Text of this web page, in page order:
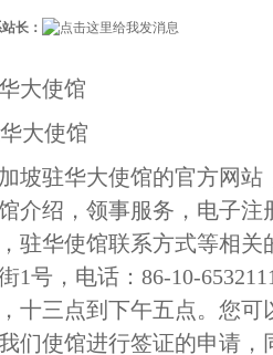
长：
大使馆
大使馆
坡驻华大使馆的官方网
介绍，领事服务，电子
驻华使馆联系方式等相
1号，电话：86-10-
十三点到下午五点。您
们使馆进行签证的申请